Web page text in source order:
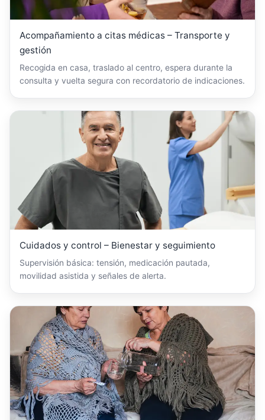
Acompañamiento a citas médicas – Transporte y
gestión
Recogida en casa, traslado al centro, espera durante la
consulta y vuelta segura con recordatorio de indicaciones.
Cuidados y control – Bienestar y seguimiento
Supervisión básica: tensión, medicación pautada,
movilidad asistida y señales de alerta.